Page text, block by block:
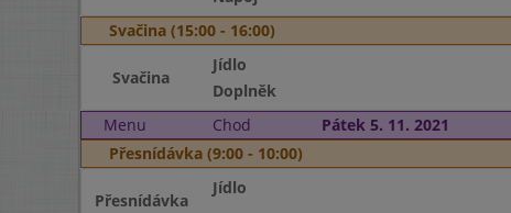
Svačina (15:00 - 16:00)
Svačina
Jídlo
Doplněk
Menu
Chod Pátek 5. 11. 2021
Přesnídávka (9:00 - 10:00)
Přesnídávka
Jídlo